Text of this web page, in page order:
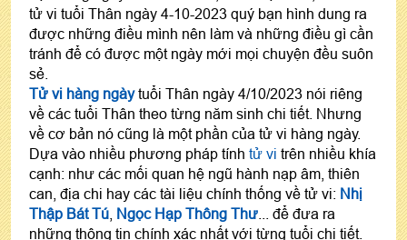
tử vi tuổi Thân ngày 4-10-2023 quý bạn hình dung ra
được những điều mình nên làm và những điều gì cần
tránh để có được một ngày mới mọi chuyện đều suôn
sẻ.
Tử vi hàng ngàytuổi Thân ngày 4/10/2023 nói riêng
về các tuổi Thân theo từng năm sinh chi tiết. Nhưng
về cơ bản nó cũng là một phần của tử vi hàng ngày.
Dựa vào nhiều phương pháp tính tử vi trên nhiều khía
cạnh: như các mối quan hệ ngũ hành nạp âm, thiên
can, địa chi hay các tài liệu chính thống về tử vi: Nhị
Thập Bát Tú Ngọc Hạp Thông Thư ... để đưa ra
những thông tin chính xác nhất với từng tuổi chi tiết.